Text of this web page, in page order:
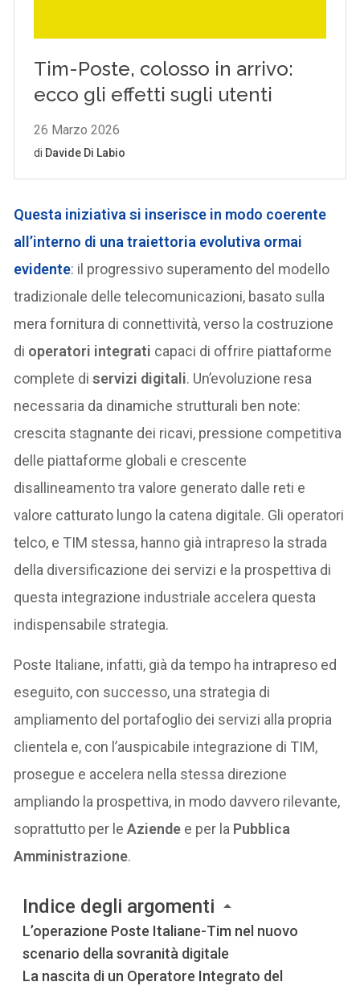
Questa iniziativa si inserisce in modo coerente
all’interno di una traiettoria evolutiva ormai
evidente: il progressivo superamento del modello
tradizionale delle telecomunicazioni, basato sulla
mera fornitura di connettività, verso la costruzione
di operatori integrati capaci di offrire piattaforme
complete diservizi digitali. Un’evoluzione resa
necessaria da dinamiche strutturali ben note:
crescita stagnante dei ricavi, pressione competitiva
delle piattaforme globali e crescente
disallineamento tra valore generato dalle reti e
valore catturato lungo la catena digitale. Gli operatori
telco, e TIM stessa, hanno già intrapreso la strada
della diversificazione dei servizi e la prospettiva di
questa integrazione industriale accelera questa
indispensabile strategia.
Poste Italiane, infatti, già da tempo ha intrapreso ed
eseguito, con successo, una strategia di
ampliamento del portafoglio dei servizi alla propria
clientela e, con l’auspicabile integrazione di TIM,
prosegue e accelera nella stessa direzione
ampliando la prospettiva, in modo davvero rilevante,
soprattutto per leAziende e per la Pubblica
Amministrazione.
Indice degli argomenti
L’operazione Poste Italiane-Tim nel nuovo
scenario della sovranità digitale
La nascita di un Operatore Integrato del